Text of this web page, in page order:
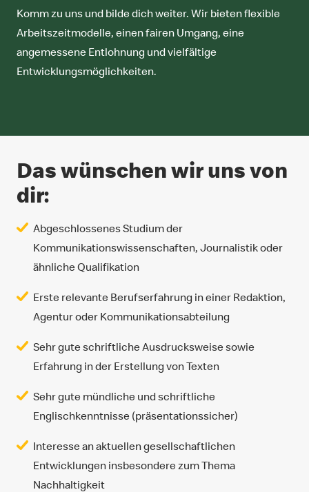
Komm zu uns und bilde dich weiter. Wir bieten flexible
Arbeitszeitmodelle, einen fairen Umgang, eine
angemessene Entlohnung und vielfältige
Entwicklungsmöglichkeiten.
Das wünschen wir uns von
dir:
Abgeschlossenes Studium der
Kommunikationswissenschaften, Journalistik oder
ähnliche Qualifikation
Erste relevante Berufserfahrung in einer Redaktion,
Agentur oder Kommunikationsabteilung
Sehr gute schriftliche Ausdrucksweise sowie
Erfahrung in der Erstellung von Texten
Sehr gute mündliche und schriftliche
Englischkenntnisse (präsentationssicher)
Interesse an aktuellen gesellschaftlichen
Entwicklungen insbesondere zum Thema
Nachhaltigkeit